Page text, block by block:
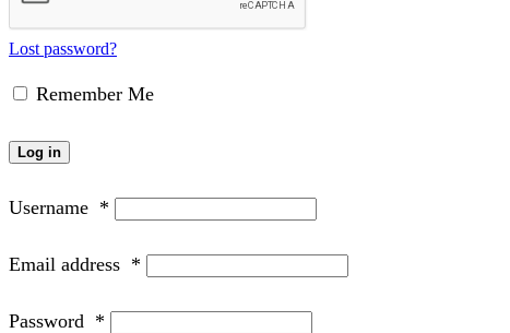
Lost password?
Remember Me
Log in
Username *
Email address *
Password *